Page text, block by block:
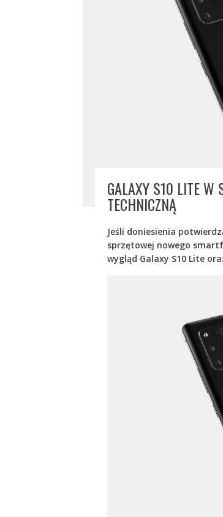
GALAXY S10 LITE W
TECHNICZNĄ
Jeśli doniesienia
sprzętowej nowego
wygląd Galaxy S10 Lite